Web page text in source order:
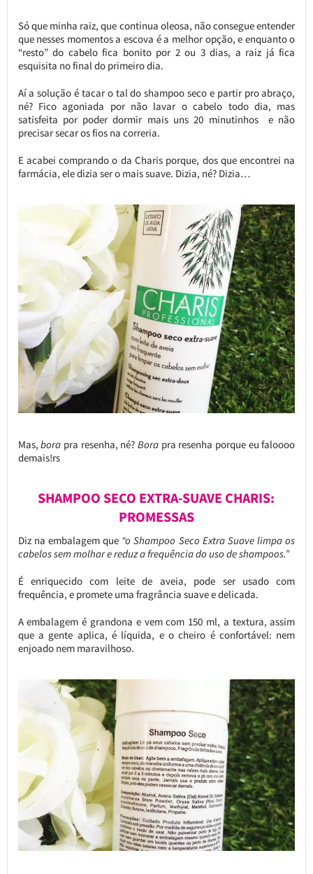
Só que minha raiz, que continua oleosa, não consegue entender
que nesses momentos a escova é a melhor opção, e enquanto o
“resto” do cabelo fica bonito por 2 ou 3 dias, a raiz já fica
esquisita no final do primeiro dia.
Aí a solução é tacar o tal do shampoo seco e partir pro abraço,
né? Fico agoniada por não lavar o cabelo todo dia, mas
satisfeita por poder dormir mais uns 20 minutinhos e não
precisar secar os fios na correria.
E acabei comprando o da Charis porque, dos que encontrei na
farmácia, ele dizia ser o mais suave. Dizia, né? Dizia…
Mas, bora pra resenha, né? Bora pra resenha porque eu faloooo
demais!rs
SHAMPOO SECO EXTRA-SUAVE CHARIS:
PROMESSAS
Diz na embalagem que “o Shampoo Seco Extra Suave limpa os
cabelos sem molhar e reduz a frequência do uso de shampoos.”
É enriquecido com leite de aveia, pode ser usado com
frequência, e promete uma fragrância suave e delicada.
A embalagem é grandona e vem com 150 ml, a textura, assim
que a gente aplica, é líquida, e o cheiro é confortável: nem
enjoado nem maravilhoso.